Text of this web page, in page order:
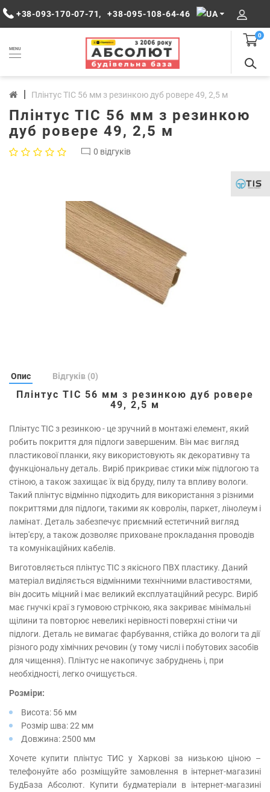
+38-093-170-07-71, +38-095-108-64-46
MENU
0
Плінтус ТІС 56 мм з резинкою дуб ровере 49, 2,5 м
Плінтус ТІС 56 мм з резинкою
дуб ровере 49, 2,5 м
0 відгуків
Опис Відгуків (0)
Плінтус ТІС 56 мм з резинкою дуб ровере
49, 2,5 м
Плінтус ТІС з резинкою - це зручний в монтажі елемент, який
робить покриття для підлоги завершеним. Він має вигляд
пластикової планки, яку використовують як декоративну та
функціональну деталь. Виріб прикриває стики між підлогою та
стіною, а також захищає їх від бруду, пилу та впливу вологи.
Такий плінтус відмінно підходить для використання з різними
покриттями для підлоги, такими як ковролін, паркет, лінолеум і
ламінат. Деталь забезпечує приємний естетичний вигляд
інтер'єру, а також дозволяє приховане прокладання проводів
та комунікаційних кабелів.
Виготовляється плінтус ТІС з якісного ПВХ пластику. Даний
матеріал виділяється відмінними технічними властивостями,
він досить міцний і має великий експлуатаційний ресурс. Виріб
має гнучкі краї з гумовою стрічкою, яка закриває мінімальні
щілини та повторює невеликі нерівності поверхні стіни чи
підлоги. Деталь не вимагає фарбування, стійка до вологи та дії
різного роду хімічних речовин (у тому числі і побутових засобів
для чищення). Плінтус не накопичує забруднень і, при
необхідності, легко очищується.
Розміри:
Висота: 56 мм
Розмір шва: 22 мм
Довжина: 2500 мм
Хочете купити плінтус ТИС у Харкові за низькою ціною –
телефонуйте або розміщуйте замовлення в інтернет-магазині
БудБаза Абсолют. Купити будматеріали в інтернет-магазині